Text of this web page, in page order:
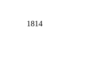
1814